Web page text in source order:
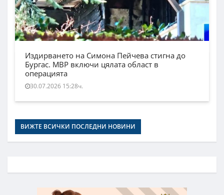
Издирването на Симона Пейчева стигна до
Бургас. МВР включи цялата област в
операцията
30.07.2026 15:28ч.
ВИЖТЕ ВСИЧКИ ПОСЛЕДНИ НОВИНИ